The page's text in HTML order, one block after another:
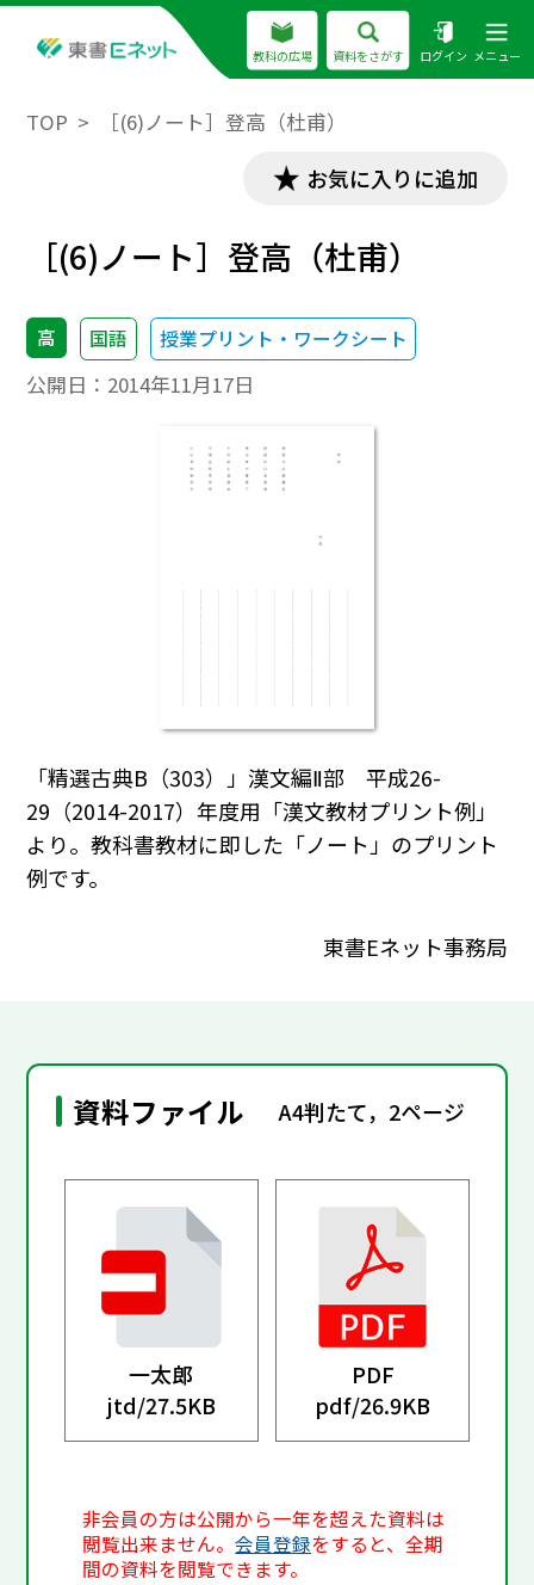
教科の広場 資料をさがす ログイン メニュー
TOP ［(6)ノート］登高（杜甫）
お気に入りに追加
［(6)ノート］登高（杜甫）
高 国語 授業プリント・ワークシート
公開日： 2014年11月17日
「精選古典B（303）」漢文編Ⅱ部 平成26-
29（2014-2017）年度用「漢文教材プリント例」
より。教科書教材に即した「ノート」のプリント
例です。
東書Eネット事務局
資料ファイル A4判たて，2ページ
一太郎
jtd/27.5KB
PDF
pdf/26.9KB
非会員の方は公開から一年を超えた資料は
閲覧出来ません。会員登録をすると、全期
間の資料を閲覧できます。